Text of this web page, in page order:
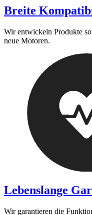
Breite
Wir entwickeln Produkte
neue Motoren.
Lebenslange
Wir garantieren die